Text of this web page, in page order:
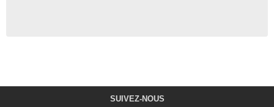
SUIVEZ-NOUS